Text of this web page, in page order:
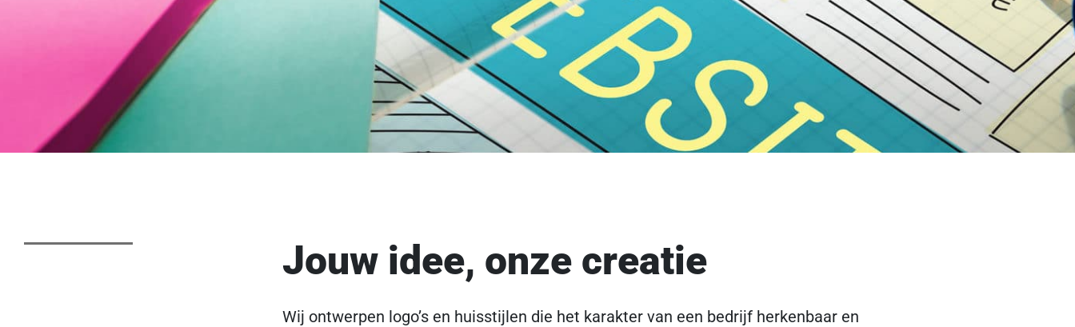
Jouw idee, onze creatie
Wij ontwerpen logo’s en huisstijlen die het karakter van een bedrijf herkenbaar en